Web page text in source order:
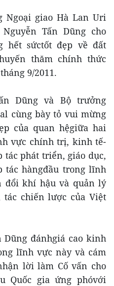
Ngoại giao Hà Lan Uri
Tấn Dũng cho
hết sứctốt đẹp về đất
thăm chính thức
9/2011.
Dũng và Bộ trưởng
cùng bày tỏ vui mừng
của quan hệgiữa hai
vực chính trị, kinh tế-
phát triển, giáo dục,
tác hàngđầu trong lĩnh
đổi khí hậu và quản lý
chiến lược của Việt
Dũng đánhgiá cao kinh
lĩnh vực này và cám
lời làm Cố vấn cho
Quốc gia ứng phóvới